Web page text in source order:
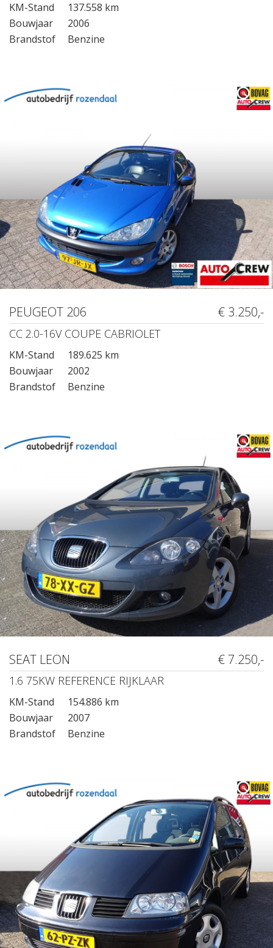
KM-Stand
137.558 km
Bouwjaar
2006
Brandstof
Benzine
PEUGEOT 206 € 3.250,-
CC 2.0-16V COUPE CABRIOLET
KM-Stand
189.625 km
Bouwjaar
2002
Brandstof
Benzine
SEAT LEON € 7.250,-
1.6 75KW REFERENCE RIJKLAAR
KM-Stand
154.886 km
Bouwjaar
2007
Brandstof
Benzine